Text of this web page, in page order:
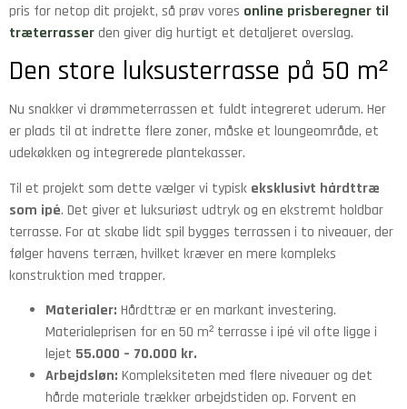
pris for netop dit projekt, så prøv vores online prisberegner til
træterrasserden giver dig hurtigt et detaljeret overslag.
Den store luksusterrasse på 50 m²
Nu snakker vi drømmeterrassen et fuldt integreret uderum. Her
er plads til at indrette flere zoner, måske et loungeområde, et
udekøkken og integrerede plantekasser.
Til et projekt som dette vælger vi typisk eksklusivt hårdttræ
som ipé. Det giver et luksuriøst udtryk og en ekstremt holdbar
terrasse. For at skabe lidt spil bygges terrassen i to niveauer, der
følger havens terræn, hvilket kræver en mere kompleks
konstruktion med trapper.
Materialer: Hårdttræ er en markant investering.
Materialeprisen for en 50 m² terrasse i ipé vil ofte ligge i
lejet 55.000 – 70.000 kr.
Arbejdsløn: Kompleksiteten med flere niveauer og det
hårde materiale trækker arbejdstiden op. Forvent en